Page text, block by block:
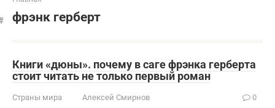
фрэнк герберт
Книги «дюны». почему в саге фрэнка герберта
стоит читать не только первый роман
Страны мира Алексей Смирнов 0